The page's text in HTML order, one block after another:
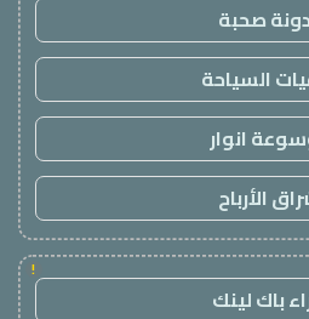
صحبة
السياحة
انوار
الأرباح
!
باك لينك